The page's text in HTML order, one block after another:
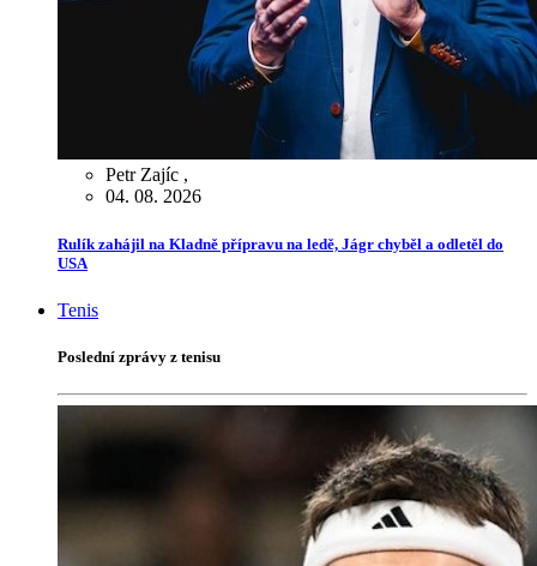
Petr Zajíc ,
04. 08. 2026
Rulík zahájil na Kladně přípravu na ledě, Jágr chyběl a odletěl do
USA
Tenis
Poslední zprávy z tenisu